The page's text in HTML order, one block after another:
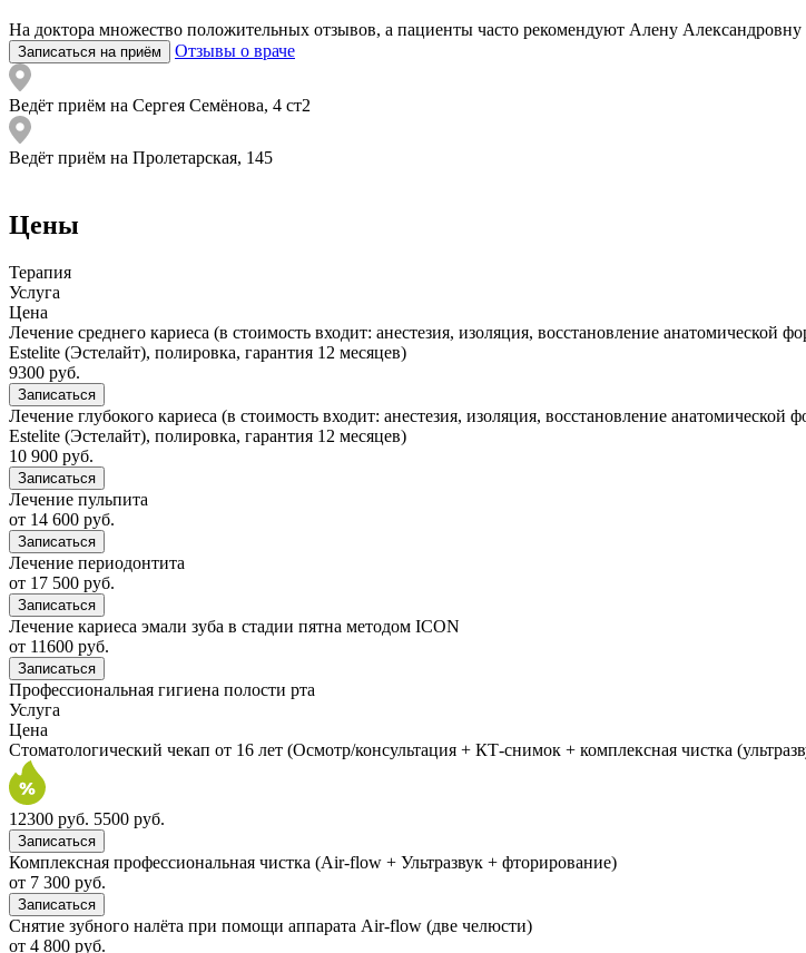
На доктора множество положительных отзывов, а пациенты часто рекомендуют Алену Александровну
Записаться на приём Отзывы о враче
Ведёт приём на Сергея Семёнова, 4 ст2
Ведёт приём на Пролетарская, 145
Цены
Терапия
Услуга
Цена
Лечение среднего кариеса (в стоимость входит: анестезия, изоляция, восстановление
Estelite (Эстелайт), полировка, гарантия 12 месяцев)
9300 руб.
Записаться
Лечение глубокого кариеса (в стоимость входит: анестезия, изоляция, восстановление
Estelite (Эстелайт), полировка, гарантия 12 месяцев)
10 900 руб.
Записаться
Лечение пульпита
от 14 600 руб.
Записаться
Лечение периодонтита
от 17 500 руб.
Записаться
Лечение кариеса эмали зуба в стадии пятна методом ICON
от 11600 руб.
Записаться
Профессиональная гигиена полости рта
Услуга
Цена
Стоматологический чекап от 16 лет (Осмотр/консультация + КТ-снимок + комплексная чистка
12300 руб. 5500 руб.
Записаться
Комплексная профессиональная чистка (Air-flow + Ультразвук + фторирование)
от 7 300 руб.
Записаться
Снятие зубного налёта при помощи аппарата Air-flow (две челюсти)
от 4 800 руб.